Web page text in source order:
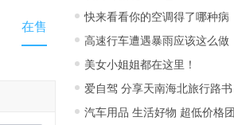
在售
快来看看你的空调得了哪种病
高速行车遭遇暴雨应该这么做
美女小姐姐都在这里！
爱自驾 分享天南海北旅行路书
汽车用品 生活好物 超低价格团